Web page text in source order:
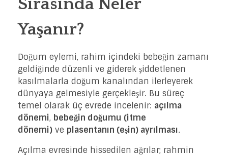
Sırasında Neler
Yaşanır?
Doğum eylemi, rahim içindeki bebeğin zamanı
geldiğinde düzenli ve giderek şiddetlenen
kasılmalarla doğum kanalından ilerleyerek
dünyaya gelmesiyle gerçekleşir. Bu süreç
temel olarak üç evrede incelenir: açılma
dönemi, bebeğin doğumu (itme
dönemi) ve plasentanın (eşin) ayrılması.
Açılma evresinde hissedilen ağrılar; rahmin